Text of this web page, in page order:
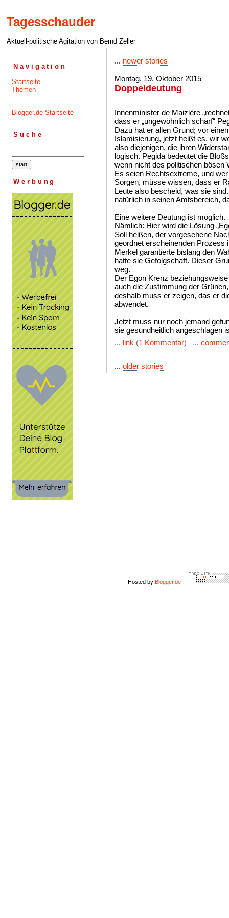
Tagesschauder
Aktuell-politische Agitation von Bernd Zeller
Navigation
Startseite
Themen
Blogger.de Startseite
Suche
Werbung
... newer stories
Montag, 19. Oktober 2015
Doppeldeutung
Innenminister de Maizière
dass er „ungewöhnlich scharf“
Dazu hat er allen Grund; vor
Islamisierung, jetzt heißt es, wir
also diejenigen, die ihren
logisch. Pegida bedeutet die
wenn nicht des politischen bösen
Es seien Rechtsextreme, und
Sorgen, müsse wissen, dass er
Leute also bescheid, was sie
natürlich in seinen Amtsbereich,
Eine weitere Deutung ist möglich.
Nämlich: Hier wird die Lösung
Soll heißen, der vorgesehene
geordnet erscheinenden Prozess
Merkel garantierte bislang den
hatte sie Gefolgschaft. Dieser
weg.
Der Egon Krenz
auch die Zustimmung der
deshalb muss er zeigen, das er
abwendet.
Jetzt muss nur noch jemand
sie gesundheitlich angeschlagen
... link (1 Kommentar) ...
... older stories
Hosted by Blogger.de -